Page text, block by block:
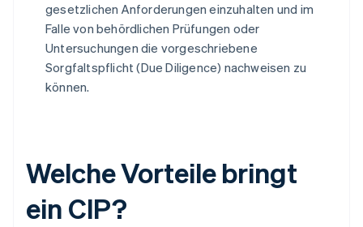
gesetzlichen Anforderungen einzuhalten und im
Falle von behördlichen Prüfungen oder
Untersuchungen die vorgeschriebene
Sorgfaltspflicht (Due Diligence) nachweisen zu
können.
Welche Vorteile bringt
ein CIP?